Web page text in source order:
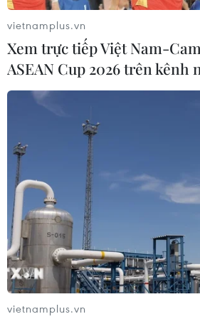
An Giang: Bắt giữ đối
gần 2 tháng trốn truy nã
04/10/2021 02:58
Trước đó, ngày 9/8/2021, Công an
Xuyên đã ra quyết định truy nã
hành vi “Sử dụng tài liệu giả của
“Lừa đảo chiếm đoạt tài sản.”
vietnamplus.vn
Xem trực tiếp Việt Nam-
ASEAN Cup 2026 trên kênh
vietnamplus.vn